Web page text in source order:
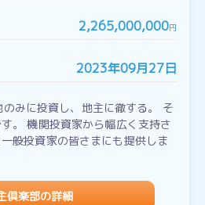
2,265,000,000円
2023年09月27日
みに投資し、地主に徹する。 そ
。 機関投資家から幅広く支持さ
般投資家の皆さまにも提供しま
倶楽部の詳細